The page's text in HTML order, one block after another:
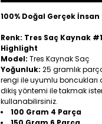
100% Doğal Gerçek İnsan
Renk: Tres Saç Kaynak
Highlight
Model: Tres Kaynak Saç
Yoğunluk: 25 gramlık
rengi ile uyumlu boncukları
dikiş yöntemi ile takmak
kullanabilirsiniz.
100 Gram 4 Parça